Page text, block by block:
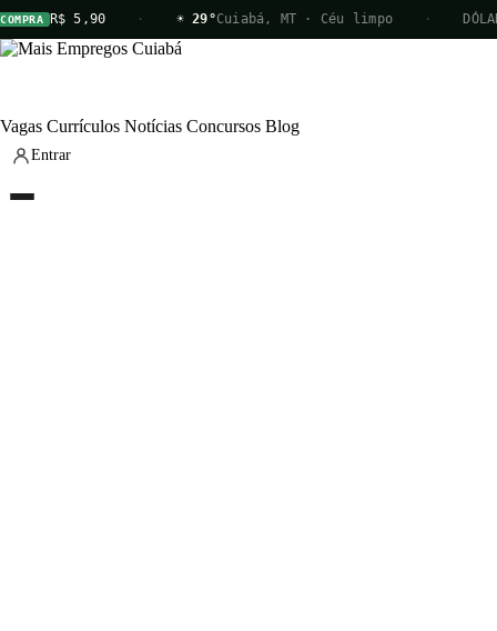
R$ 5,90 ☀ 29°Cuiabá, MT · Céu limpo DÓLAR
Vagas Currículos Notícias Concursos Blog
Entrar